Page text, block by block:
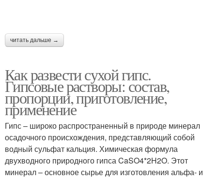
читать дальше →
Как развести сухой гипс.
Гипсовые растворы: состав,
пропорции, приготовление,
применение
Гипс – широко распространенный в природе минерал
осадочного происхождения, представляющий собой
водный сульфат кальция. Химическая формула
двухводного природного гипса CaSO4*2H2O. Этот
минерал – основное сырье для изготовления альфа- и